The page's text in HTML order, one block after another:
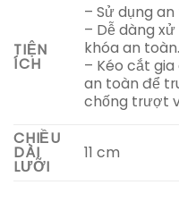
TIỆN
ÍCH
– Sử dụng
– Dễ dàng
khóa an toàn.
– Kéo cắt
an toàn để
chống trượt
CHIỀU
DÀI
LƯỠI
11 cm